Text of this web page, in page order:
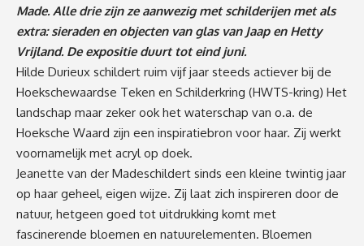
Made. Alle drie zijn ze aanwezig met schilderijen met als
extra: sieraden en objecten van glas van Jaap en Hetty
Vrijland. De expositie duurt tot eind juni.
Hilde Durieux schildert ruim vijf jaar steeds actiever bij de
Hoekschewaardse Teken en Schilderkring (HWTS-kring) Het
landschap maar zeker ook het waterschap van o.a. de
Hoeksche Waard zijn een inspiratiebron voor haar. Zij werkt
voornamelijk met acryl op doek.
Jeanette van der Madeschildert sinds een kleine twintig jaar
op haar geheel, eigen wijze. Zij laat zich inspireren door de
natuur, hetgeen goed tot uitdrukking komt met
fascinerende bloemen en natuurelementen. Bloemen